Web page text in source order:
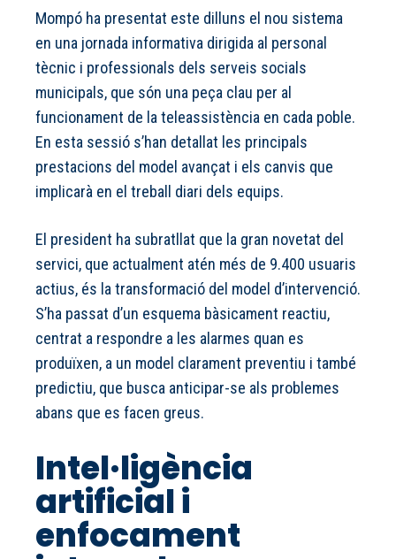
Mompó ha presentat este dilluns el nou sistema
en una jornada informativa dirigida al personal
tècnic i professionals dels serveis socials
municipals, que són una peça clau per al
funcionament de la teleassistència en cada poble.
En esta sessió s’han detallat les principals
prestacions del model avançat i els canvis que
implicarà en el treball diari dels equips.
El president ha subratllat que la gran novetat del
servici, que actualment atén més de 9.400 usuaris
actius, és la transformació del model d’intervenció.
S’ha passat d’un esquema bàsicament reactiu,
centrat a respondre a les alarmes quan es
produïxen, a un model clarament preventiu i també
predictiu, que busca anticipar-se als problemes
abans que es facen greus.
Intel·ligència
artificial i
enfocament